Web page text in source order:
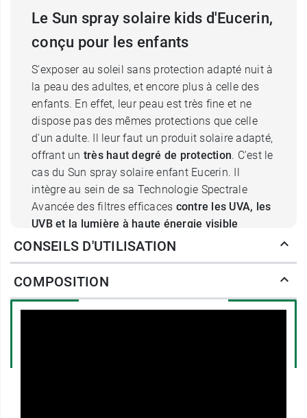
Le Sun spray solaire kids d'Eucerin,
conçu pour les enfants
S'exposer au soleil sans protection adapté nuit à
la peau des adultes, et encore plus à celle des
enfants. En effet, leur peau est très fine et ne
dispose pas des mêmes protections que celle
d'un adulte. Il leur faut un produit solaire adapté,
offrant un très haut degré de protection. C'est le
cas du Sun spray solaire enfant Eucerin. Il
intègre au sein de sa Technologie Spectrale
Avancée des filtres efficaces contre les UVA, les
UVB et la lumière à haute énergie visible
(HEVIS). Les rayonnements ultraviolets (UV) qui
et les UVB. Ils sont cancérigènes. Les UVA sont
coeur de la peau et les UVB de coups de soleil.
CONSEILS D'UTILISATION
COMPOSITION